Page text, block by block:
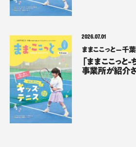
2026.07.01
ままここっと – 千
「ままここっと
事業所が紹介さ